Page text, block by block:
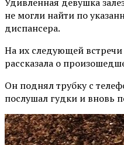
не могли найти по
диспансера.
На их следующей
рассказала о
Он поднял трубку с
послушал гудки и вновь